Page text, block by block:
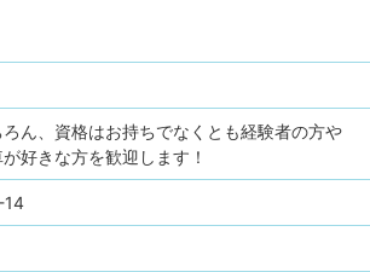
ん、資格はお持ちでなくとも経験者の方や
好きな方を歓迎します！
14